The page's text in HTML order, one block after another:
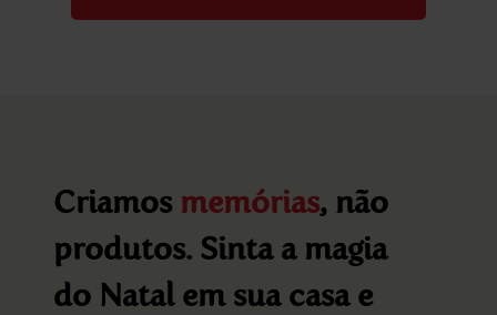
Criamos memórias, não
produtos. Sinta a magia
do Natal em sua casa e